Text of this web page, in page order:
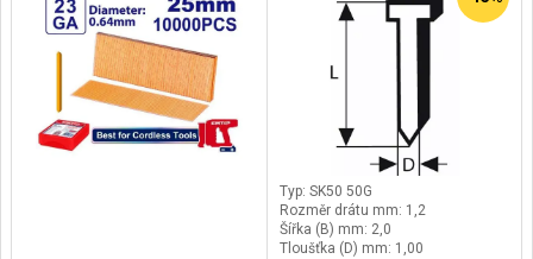
Typ: SK50 50G
Rozměr drátu mm: 1,2
Šířka (B) mm: 2,0
Tloušťka (D) mm: 1,00